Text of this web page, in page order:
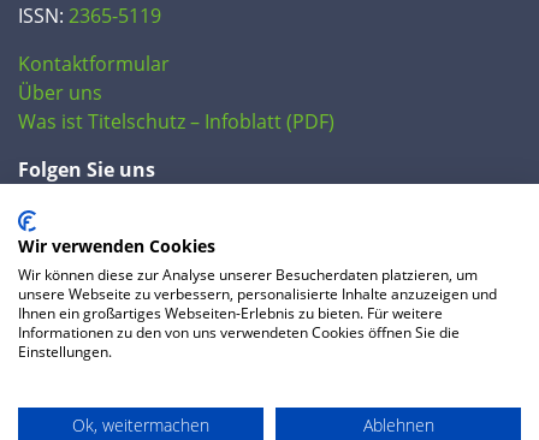
ISSN: 2365-5119
Kontaktformular
Über uns
Was ist Titelschutz – Infoblatt (PDF)
Folgen Sie uns
FAQ
Datenschutzerklärung AGB Preise
Wir verwenden Cookies
Wir können diese zur Analyse unserer Besucherdaten platzieren, um
unsere Webseite zu verbessern, personalisierte Inhalte anzuzeigen und
Ihnen ein großartiges Webseiten-Erlebnis zu bieten. Für weitere
Informationen zu den von uns verwendeten Cookies öffnen Sie die
Einstellungen.
Ok, weitermachen Ablehnen